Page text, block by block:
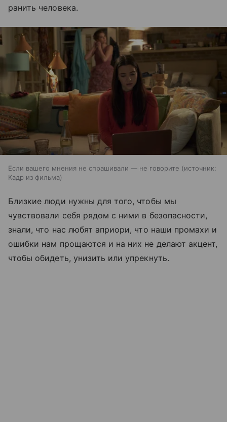
ранить человека.
Если вашего мнения не спрашивали — не говорите
источник:
Кадр из фильма
Близкие люди нужны для того, чтобы мы
чувствовали себя рядом с ними в безопасности,
знали, что нас любят априори, что наши промахи и
ошибки нам прощаются и на них не делают акцент,
чтобы обидеть, унизить или упрекнуть.